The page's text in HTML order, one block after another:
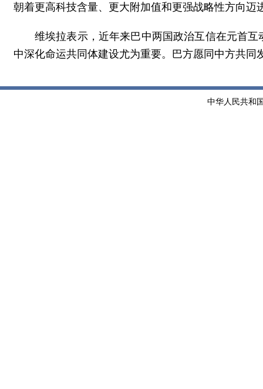
朝着更高科技含量、更大附加值和更强战略性方向迈
维埃拉表示，近年来巴中两国政治互信在元首
中深化命运共同体建设尤为重要。巴方愿同中方共
中华人民共和